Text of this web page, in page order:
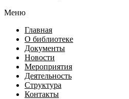
Меню
Главная
О библиотеке
Документы
Новости
Мероприятия
Деятельность
Структура
Контакты